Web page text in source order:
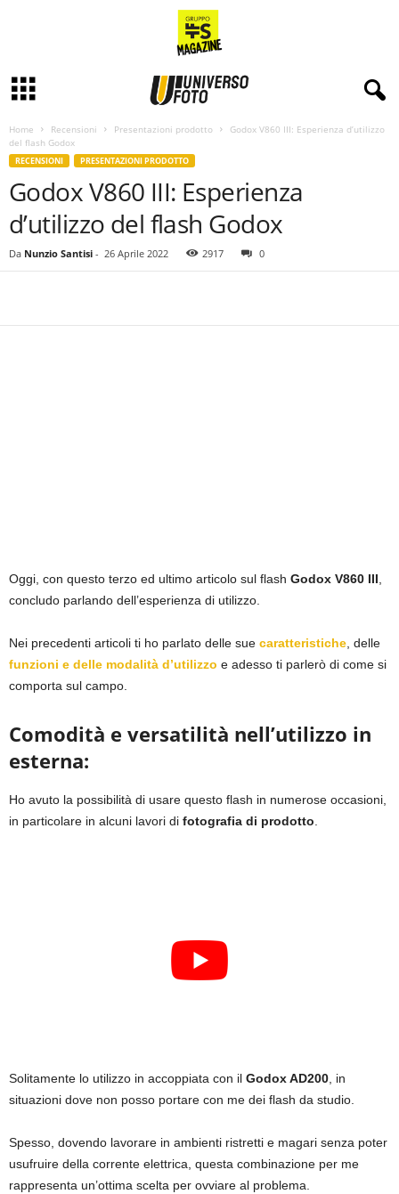
Home Recensioni Presentazioni prodotto
Godox V860 III: Esperienza d’utilizzo
del flash Godox
RECENSIONI PRESENTAZIONI PRODOTTO
Godox V860 III: Esperienza
d’utilizzo del flash Godox
Da Nunzio Santisi - 26 Aprile 2022 2917 0
Oggi, con questo terzo ed ultimo articolo sul flash Godox V860 III,
concludo parlando dell’esperienza di utilizzo.
Nei precedenti articoli ti ho parlato delle sue caratteristiche, delle
funzioni e delle modalità d’utilizzo e adesso ti parlerò di come si
comporta sul campo.
Comodità e versatilità nell’utilizzo in
esterna:
Ho avuto la possibilità di usare questo flash in numerose occasioni,
in particolare in alcuni lavori di fotografia di prodotto.
Solitamente lo utilizzo in accoppiata con il Godox AD200 , in
situazioni dove non posso portare con me dei flash da studio.
Spesso, dovendo lavorare in ambienti ristretti e magari senza poter
usufruire della corrente elettrica, questa combinazione per me
rappresenta un’ottima scelta per ovviare al problema.